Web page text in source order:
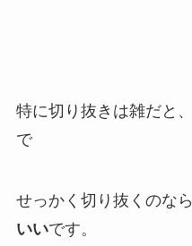
特に切り抜きは雑だと、
で
せっかく切り抜くのなら
いいです。